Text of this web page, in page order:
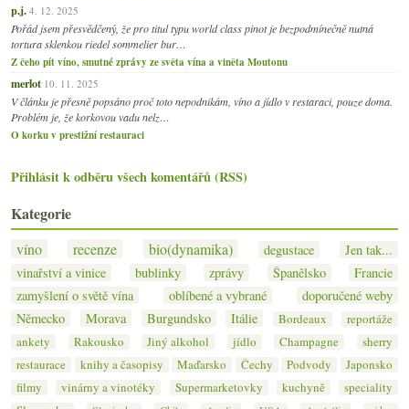
p.j. 4. 12. 2025
Pořád jsem přesvědčený, že pro titul typu world class pinot je bezpodmínečně nutná
tortura sklenkou riedel sommelier bur…
Z čeho pít víno, smutné zprávy ze světa vína a viněta Moutonu
merlot 10. 11. 2025
V článku je přesně popsáno proč toto nepodnikám, víno a jídlo v restaraci, pouze doma.
Problém je, že korkovou vadu nelz…
O korku v prestižní restauraci
Přihlásit k odběru všech komentářů (RSS)
Kategorie
víno recenze bio(dynamika) degustace
Jen tak...
vinařství a vinice
bublinky zprávy Španělsko
Francie
zamyšlení o světě vína
oblíbené a vybrané
doporučené weby
Německo
Morava Burgundsko Itálie Bordeaux
reportáže
ankety
Rakousko Jiný alkohol jídlo Champagne
sherry
restaurace
knihy a časopisy Maďarsko Čechy Podvody
Japonsko
filmy
vinárny a vinotéky Supermarketovky kuchyně
speciality